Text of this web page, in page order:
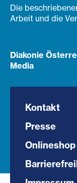
Die
Arbeit und die
Diakonie
Media
Kontakt
Presse
Onlineshop